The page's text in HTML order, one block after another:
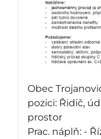
Obec
pozici: Řidič,
prostor
Prac. náplň: -